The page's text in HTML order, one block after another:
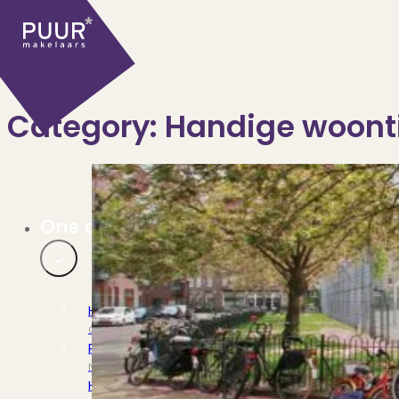
Ons aanbod
Huidige aanbod
Ontdek onze woningen..
Recentelijk verkocht
Net te laat? Kijk mee..
Huurwoningen
Category: Handige